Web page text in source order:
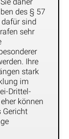
des § 57
sind
sehr
Ihre
stark
im
Drittel-
können
Gericht